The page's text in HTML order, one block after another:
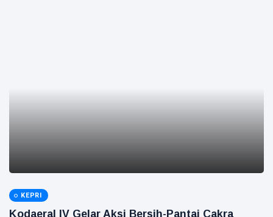
KEPRI
Kodaeral IV Gelar Aksi Bersih-Pantai Cakra